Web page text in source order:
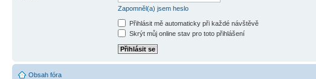
Zapomněl(a) jsem heslo
Přihlásit mě automaticky při každé návštěvě
Skrýt můj online stav pro toto přihlášení
Obsah fóra